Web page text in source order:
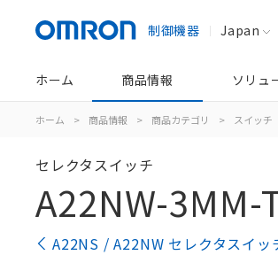
制御機器 Japan
ホーム 商品情報 ソリュ
ホーム > 商品情報 > 商品カテゴリ > スイッチ
セレクタスイッチ
A22NW-3MM-
A22NS / A22NW セレクタスイッ